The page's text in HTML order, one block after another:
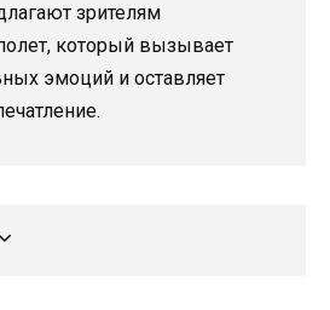
зрителям
который вызывает
эмоций и оставляет